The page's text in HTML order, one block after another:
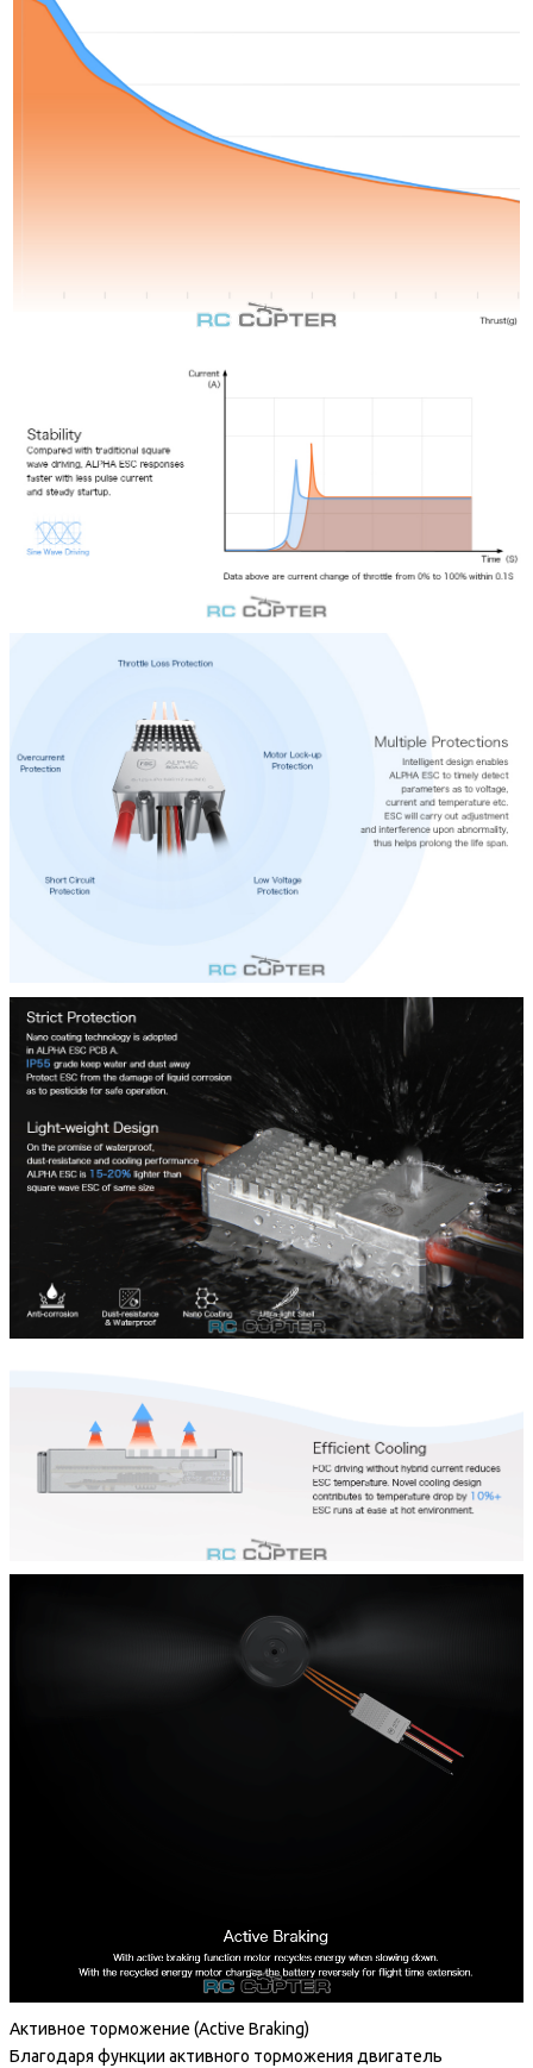
Активное торможение (Active Braking)
Благодаря функции активного торможения двигатель